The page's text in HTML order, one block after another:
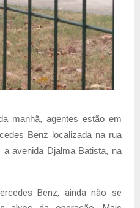
manhã, agentes estão em
Benz localizada na rua
a avenida Djalma Batista, na
Benz, ainda não se